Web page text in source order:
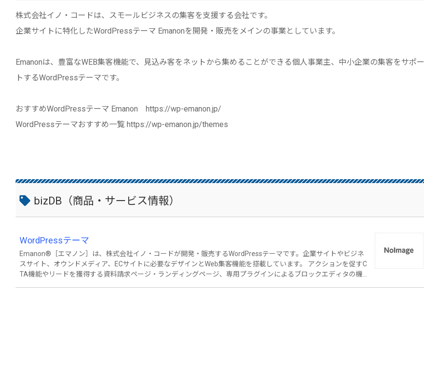
株式会社イノ・コードは、スモールビジネスの集客を支援する会社です。
企業サイトに特化したWordPressテーマ Emanonを開発・販売をメインの事業としています。
Emanonは、豊富なWEB集客機能で、見込み客をネットから集めることができる個人事業主、中小企業の集客をサポー
トするWordPressテーマです。
おすすめWordPressテーマ Emanon https://wp-emanon.jp/
WordPressテーマおすすめ一覧 https://wp-emanon.jp/themes
bizDB（商品・サービス情報）
WordPressテーマ
Emanon®［エマノン］は、株式会社イノ・コードが開発・販売するWordPressテーマです。企業サイトやビジネ
スサイト、オウンドメディア、ECサイトに必要なデザインとWeb集客機能を搭載しています。 アクションを促すC
TA機能やリードを獲得する資料請求ページ・ランディングページ、専用プラグインによるブロックエディタの機